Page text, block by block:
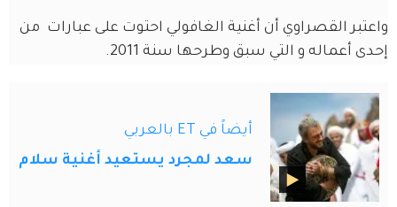
واعتبر القصراوي أن أغنية الغافولي احتوت على عبارات  من
إحدى أعماله و التي سبق وطرحها سنة 2011.
أيضاً في ET بالعربي
سعد لمجرد يستعيد أغنية سلام